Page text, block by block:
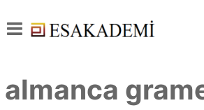
almanca